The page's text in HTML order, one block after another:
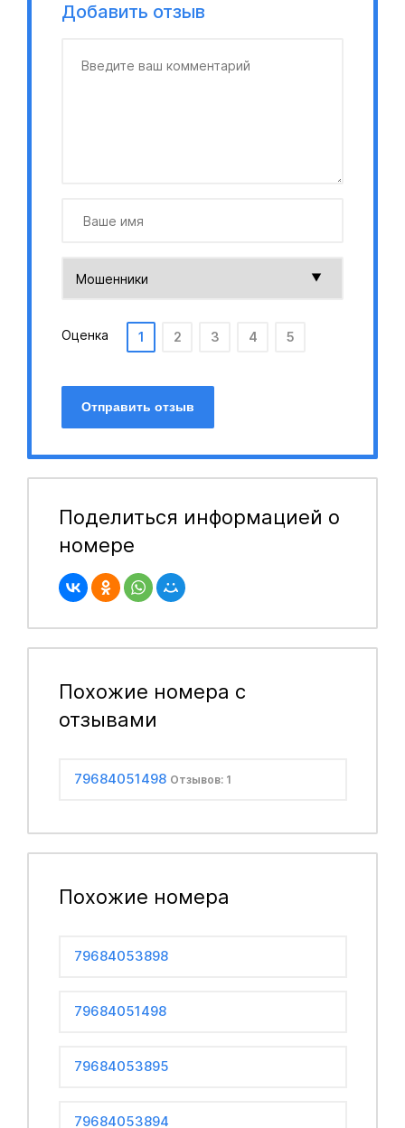
Добавить отзыв
Оценка 1 2 3 4 5
Отправить отзыв
Поделиться информацией о
номере
Похожие номера с
отзывами
79684051498 Отзывов: 1
Похожие номера
79684053898
79684051498
79684053895
79684053894